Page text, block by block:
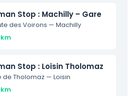
Stop : Machilly – Gare
des Voirons — Machilly
Stop : Loisin Tholomaz
de Tholomaz — Loisin